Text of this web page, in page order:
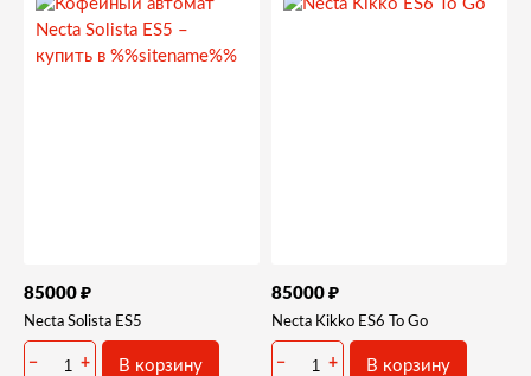
85000 ₽
Necta Solista ES5
− + В корзину
85000 ₽
Necta Kikko ES6 To Go
− + В корзину